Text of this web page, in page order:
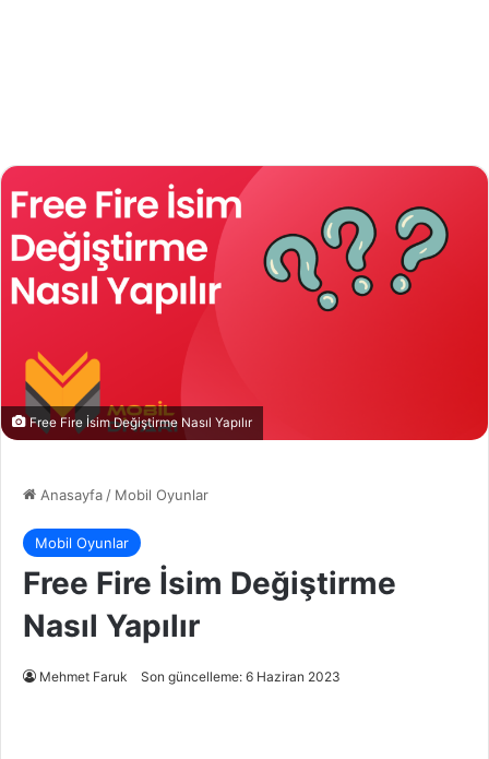
Free Fire İsim Değiştirme Nasıl Yapılır
Anasayfa / Mobil Oyunlar
Mobil Oyunlar
Free Fire İsim Değiştirme
Nasıl Yapılır
Mehmet Faruk Son güncelleme: 6 Haziran 2023